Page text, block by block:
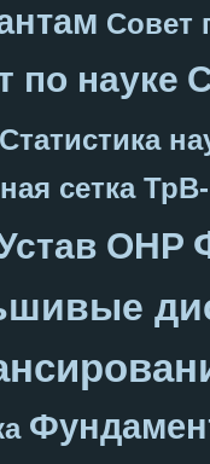
Совет
по науке
Статистика
сетка
ОНР